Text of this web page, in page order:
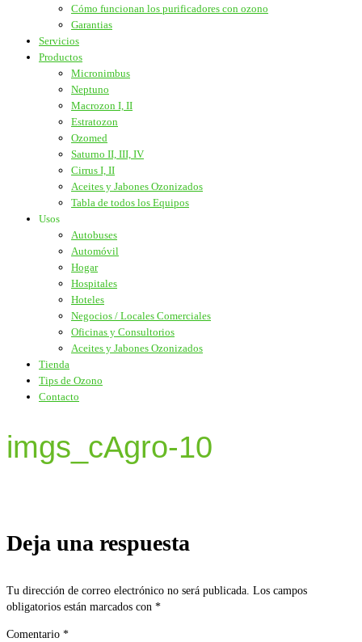
Cómo funcionan los purificadores con ozono
Garantias
Servicios
Productos
Micronimbus
Neptuno
Macrozon I, II
Estratozon
Ozomed
Saturno II, III, IV
Cirrus I, II
Aceites y Jabones Ozonizados
Tabla de todos los Equipos
Usos
Autobuses
Automóvil
Hogar
Hospitales
Hoteles
Negocios / Locales Comerciales
Oficinas y Consultorios
Aceites y Jabones Ozonizados
Tienda
Tips de Ozono
Contacto
imgs_cAgro-10
Deja una respuesta
Tu dirección de correo electrónico no será publicada. Los campos
obligatorios están marcados con *
Comentario *